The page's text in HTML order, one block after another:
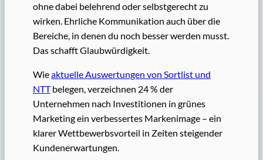
ohne dabei belehrend oder selbstgerecht zu
wirken. Ehrliche Kommunikation auch über die
Bereiche, in denen du noch besser werden musst.
Das schafft Glaubwürdigkeit.
Wieaktuelle Auswertungen von Sortlist und
NTTbelegen, verzeichnen 24 % der
Unternehmen nach Investitionen in grünes
Marketing ein verbessertes Markenimage – ein
klarer Wettbewerbsvorteil in Zeiten steigender
Kundenerwartungen.